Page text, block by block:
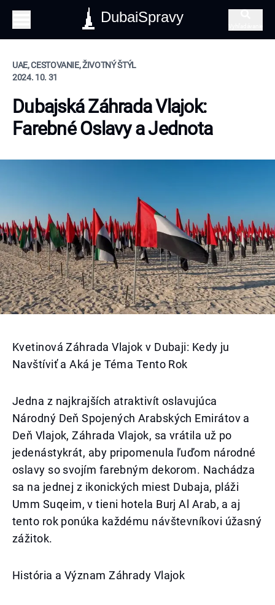
DubaiSpravy
UAE, CESTOVANIE, ŽIVOTNÝ ŠTÝL
2024. 10. 31
Dubajská Záhrada Vlajok:
Farebné Oslavy a Jednota
Kvetinová Záhrada Vlajok v Dubaji: Kedy ju
Navštíviť a Aká je Téma Tento Rok
Jedna z najkrajších atraktivít oslavujúca
Národný Deň Spojených Arabských Emirátov a
Deň Vlajok, Záhrada Vlajok, sa vrátila už po
jedenástykrát, aby pripomenula ľuďom národné
oslavy so svojím farebným dekorom. Nachádza
sa na jednej z ikonických miest Dubaja, pláži
Umm Suqeim, v tieni hotela Burj Al Arab, a aj
tento rok ponúka každému návštevníkovi úžasný
zážitok.
História a Význam Záhrady Vlajok